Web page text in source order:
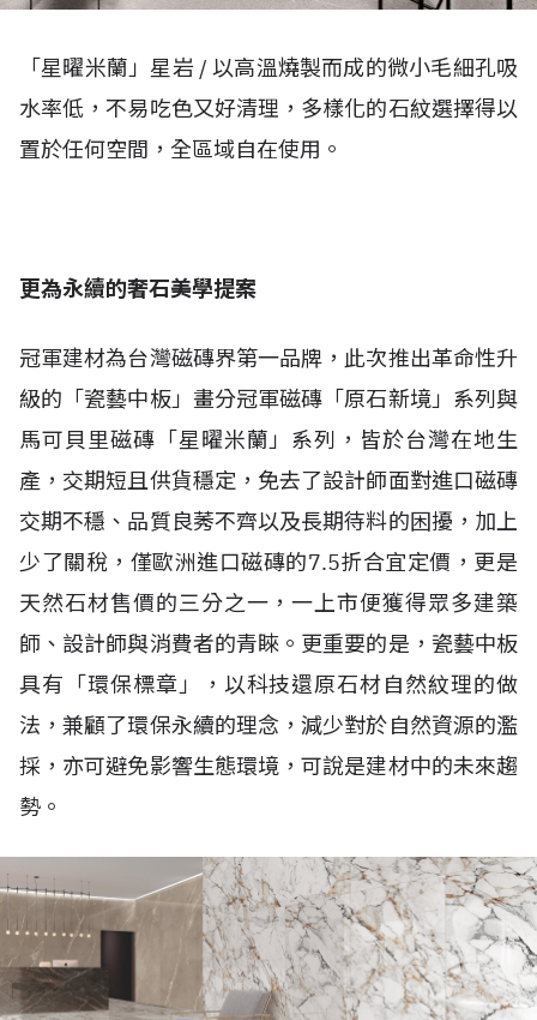
「星曜米蘭」星岩 / 以高溫燒製而成的微小毛細孔吸
水率低，不易吃色又好清理，多樣化的石紋選擇得以
置於任何空間，全區域自在使用。
更為永續的奢石美學提案
冠軍建材為台灣磁磚界第一品牌，此次推出革命性升
級的「瓷藝中板」畫分冠軍磁磚「原石新境」系列與
馬可貝里磁磚「星曜米蘭」系列，皆於台灣在地生
產，交期短且供貨穩定，免去了設計師面對進口磁磚
交期不穩、品質良莠不齊以及長期待料的困擾，加上
少了關稅，僅歐洲進口磁磚的7.5折合宜定價，更是
天然石材售價的三分之一，一上市便獲得眾多建築
師、設計師與消費者的青睞。更重要的是，瓷藝中板
具有「環保標章」，以科技還原石材自然紋理的做
法，兼顧了環保永續的理念，減少對於自然資源的濫
採，亦可避免影響生態環境，可說是建材中的未來趨
勢。